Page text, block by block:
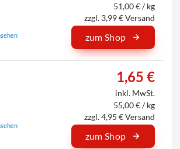
51,00 € / kg
zzgl. 3,99 € Versand
zum Shop
1,65 €
inkl. MwSt.
55,00 € / kg
zzgl. 4,95 € Versand
zum Shop